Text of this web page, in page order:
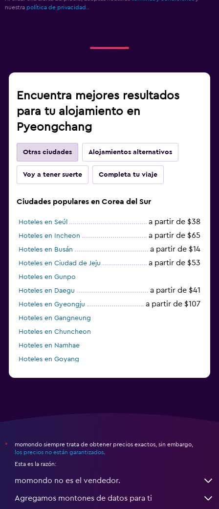
nuestra política de privacidad.
Encuentra mejores resultados
para tu alojamiento en
Pyeongchang
Otras ciudades Alojamientos alternativos
Voy a tener suerte Completa tu viaje
Ciudades populares en Corea del Sur
Hoteles en Seúl a partir de $38
Hoteles en Incheon a partir de $65
Hoteles en Busán a partir de $14
Hoteles en Ciudad de Jeju a partir de $53
Hoteles en Gunpo
Hoteles en Daegu
a partir de $41
Hoteles en Gyeongju a partir de $107
Hoteles en Gangneung
Hoteles en Chuncheon
Hoteles en Namhae
Hoteles en Goyang
*
momondo siempre trata de obtener precios exactos, sin embargo,
los precios no están garantizados
Esta es la razón:
momondo no es el vendedor.
Agregamos montones de datos para ti